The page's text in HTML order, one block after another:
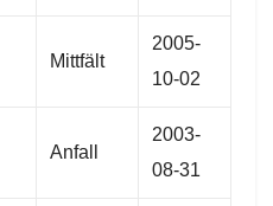
Mittfält
2005-
10-02
Anfall
2003-
08-31